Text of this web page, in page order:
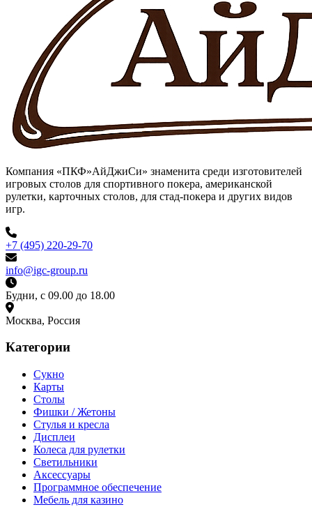
Компания «ПКФ»АйДжиСи» знаменита среди изготовителей
игровых столов для спортивного покера, американской
рулетки, карточных столов, для стад-покера и других видов
игр.
+7 (495) 220-29-70
info@igc-group.ru
Будни, с 09.00 до 18.00
Москва, Россия
Категории
Сукно
Карты
Столы
Фишки / Жетоны
Стулья и кресла
Дисплеи
Колеса для рулетки
Светильники
Аксессуары
Программное обеспечение
Мебель для казино